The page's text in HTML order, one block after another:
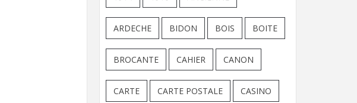
ARDECHE BIDON BOIS BOITE
BROCANTE CAHIER CANON
CARTE CARTE POSTALE CASINO